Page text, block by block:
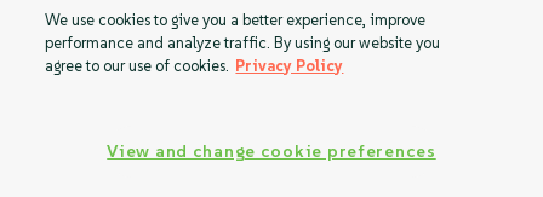
Red
Hatクライアント -
RHUI
Linuxクライアント
We use cookies to give you a better experience, improve
performance and analyze traffic. By using our website you
agree to our use of cookies. Privacy Policy
View and change cookie preferences